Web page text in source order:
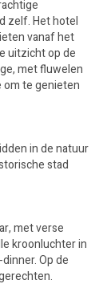
zelf. Het hotel
vanaf het
uitzicht op de
met fluwelen
om te genieten
in de natuur
stad
met verse
kroonluchter in
Op de